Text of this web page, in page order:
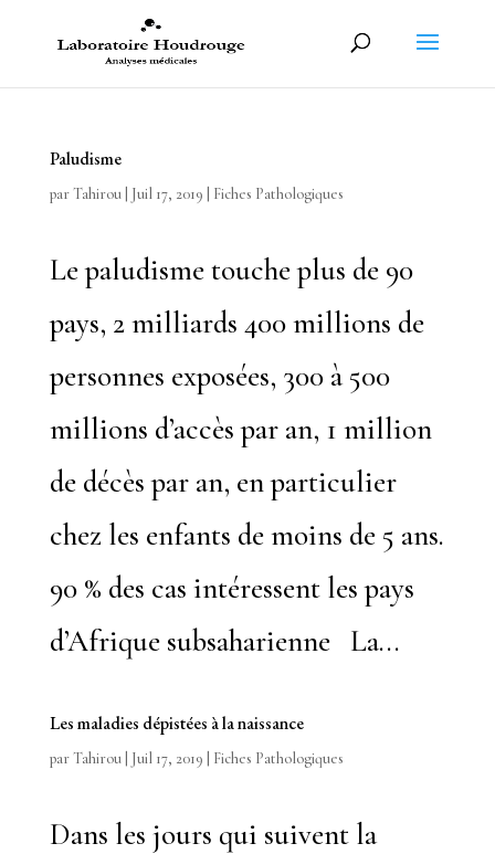
Paludisme
parTahirou| Juil 17, 2019 Fiches Pathologiques
Le paludisme touche plus de 90
pays, 2 milliards 400 millions de
personnes exposées, 300 à 500
millions d’accès par an, 1 million
de décès par an, en particulier
chez les enfants de moins de 5 ans.
90 % des cas intéressent les pays
d’Afrique subsaharienne La...
Les maladies dépistées à la naissance
parTahirou| Juil 17, 2019 Fiches Pathologiques
Dans les jours qui suivent la